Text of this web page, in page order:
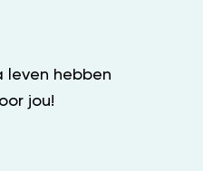
leven hebben
jou!